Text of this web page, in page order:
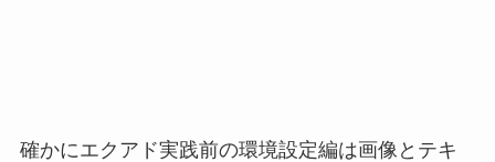
確かにエクアド実践前の環境設定編は画像とテキ